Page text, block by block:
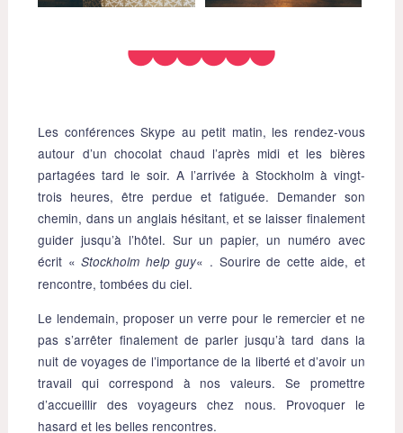
Les conférences Skype au petit matin, les rendez-vous
autour d’un chocolat chaud l’après midi et les bières
partagées tard le soir. A l’arrivée à Stockholm à vingt-
trois heures, être perdue et fatiguée. Demander son
chemin, dans un anglais hésitant, et se laisser finalement
guider jusqu’à l’hôtel. Sur un papier, un numéro avec
écrit «Stockholm help guy« . Sourire de cette aide, et
rencontre, tombées du ciel.
Le lendemain, proposer un verre pour le remercier et ne
pas s’arrêter finalement de parler jusqu’à tard dans la
nuit de voyages de l’importance de la liberté et d’avoir un
travail qui correspond à nos valeurs. Se promettre
d’accueillir des voyageurs chez nous. Provoquer le
hasard et les belles rencontres.